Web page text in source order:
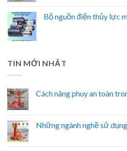
Bộ nguồn điện thủy lực
TIN MỚI NHẤT
Cách nâng phuy an toàn
Những ngành nghề sử